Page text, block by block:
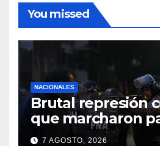
You missed
NACIONALES
Brutal represión
que marcharon
se venda la patria
7 AGOSTO, 2026